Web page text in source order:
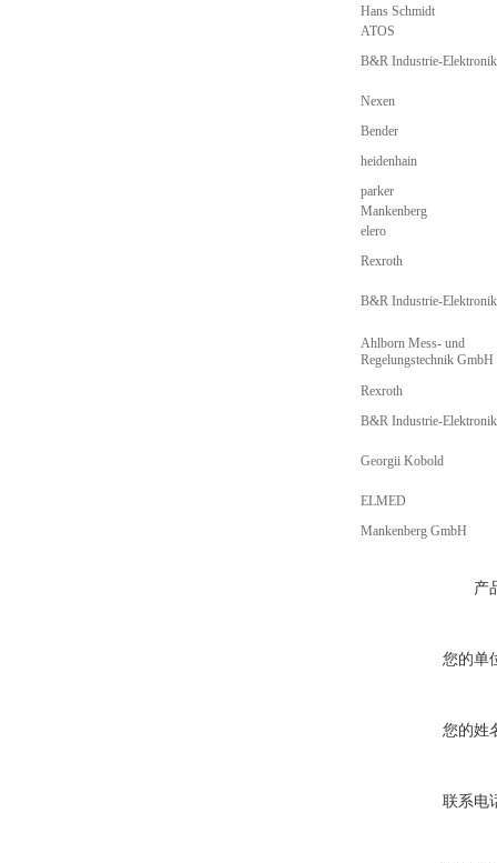
Hans Schmidt
ATOS
B&R Industrie-
Nexen
Bender
heidenhain
parker
Mankenberg
elero
Rexroth
B&R Industrie-
Ahlborn Mess- und
Regelungstechnik GmbH
Rexroth
B&R Industrie-
Georgii Kobold
ELMED
Mankenberg GmbH
产
您的单
您的姓
联系电